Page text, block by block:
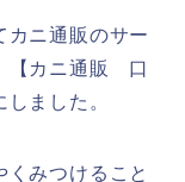
カニ通販のサー
【カニ通販 口
ました。
みつけること